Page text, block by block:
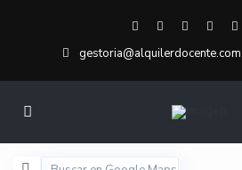
gestoria@alquilerdocente.com